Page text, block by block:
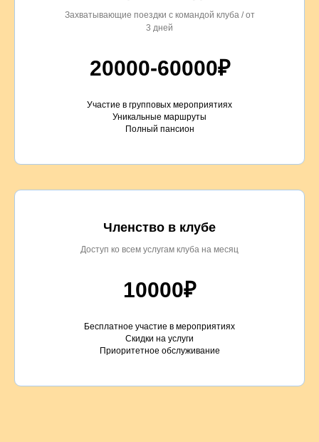
Захватывающие поездки с командой клуба / от
3 дней
20000-60000₽
Участие в групповых мероприятиях
Уникальные маршруты
Полный пансион
Членство в клубе
Доступ ко всем услугам клуба на месяц
10000₽
Бесплатное участие в мероприятиях
Скидки на услуги
Приоритетное обслуживание